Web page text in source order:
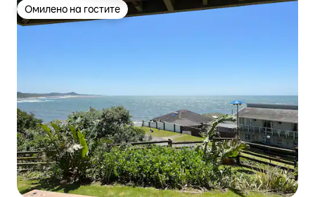
Омилено на гостите
Омилено на гостите